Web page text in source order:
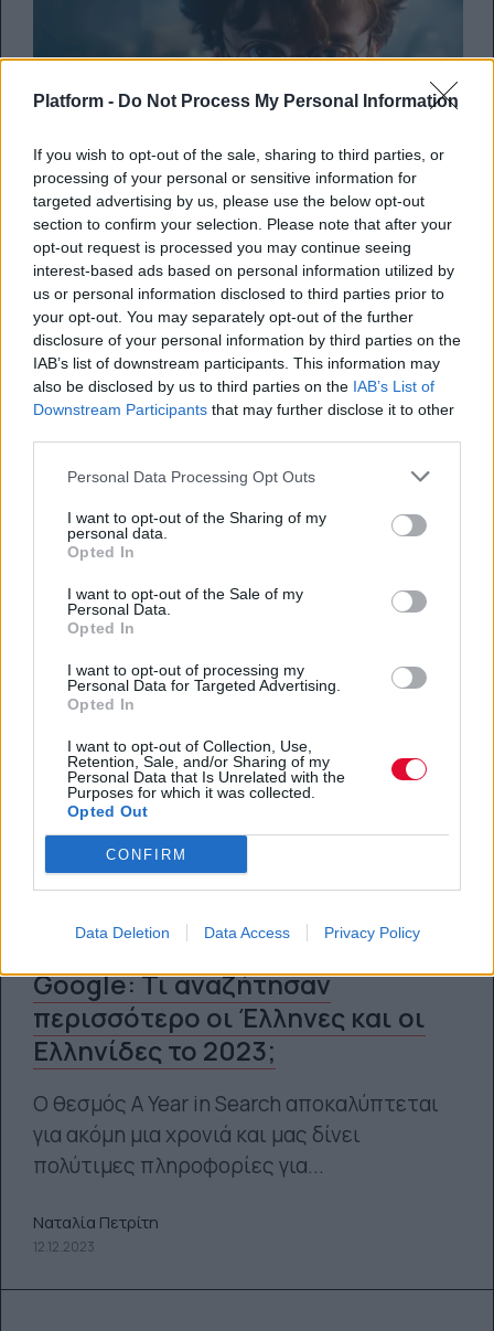
Platform - Do Not Process My Personal Information
If you wish to opt-out of the sale, sharing to third parties, or
processing of your personal or sensitive information for
targeted advertising by us, please use the below opt-out
section to confirm your selection. Please note that after your
opt-out request is processed you may continue seeing
interest-based ads based on personal information utilized by
us or personal information disclosed to third parties prior to
your opt-out. You may separately opt-out of the further
disclosure of your personal information by third parties on the
IAB’s list of downstream participants. This information may
also be disclosed by us to third parties on the IAB’s List of
Downstream Participants that may further disclose it to other
Personal Data Processing Opt Outs
I want to opt-out of the Sharing of my
personal data.
Opted In
I want to opt-out of the Sale of my
Personal Data.
Opted In
I want to opt-out of processing my
Personal Data for Targeted Advertising.
Opted In
I want to opt-out of Collection, Use,
Retention, Sale, and/or Sharing of my
Personal Data that Is Unrelated with the
Purposes for which it was collected.
Opted Out
CONFIRM
Data Deletion Data Access Privacy Policy
Πώς θα ήταν ο Harry Potter αν
επέστρεφε με την 9η ταινία της
αγαπημένης saga; – Η ΑΙ
φαντάζεται την απάντηση μέσα
από ένα viral trailer
μια φανταστική ένατη ταιν...
Ναταλία Πετρίτη
Google: Τι αναζήτησαν
περισσότερο οι Έλληνες και οι
Ελληνίδες το 2023;
Ο θεσμός A Year in Search αποκαλύπτεται
για ακόμη μια χρονιά και μας δίνει
πολύτιμες πληροφορίες για...
Ναταλία Πετρίτη
12.12.2023